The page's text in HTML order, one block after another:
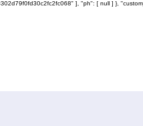
], "ph": [ null ] },